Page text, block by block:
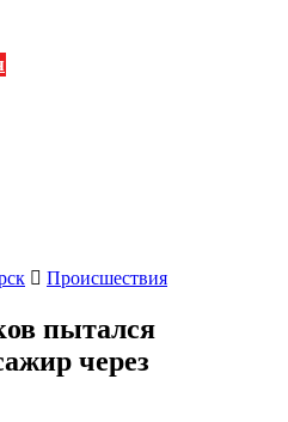
Происшествия
пытался
через